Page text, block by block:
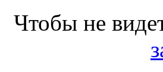
Чтобы не